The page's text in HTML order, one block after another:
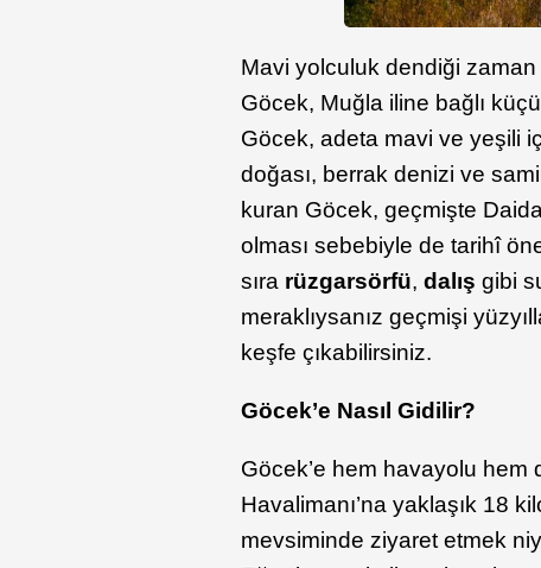
Mavi yolculuk dendiği zaman
Göcek, Muğla iline bağlı
Göcek, adeta mavi ve yeşili
doğası, berrak denizi ve
kuran Göcek, geçmişte
olması sebebiyle de tarihî
sıra rüzgarsörfü,dalış gibi
meraklıysanız geçmişi
keşfe çıkabilirsiniz.
Göcek’e Nasıl Gidilir?
Göcek’e hem havayolu hem
Havalimanı’na yaklaşık 18
mevsiminde ziyaret etmek